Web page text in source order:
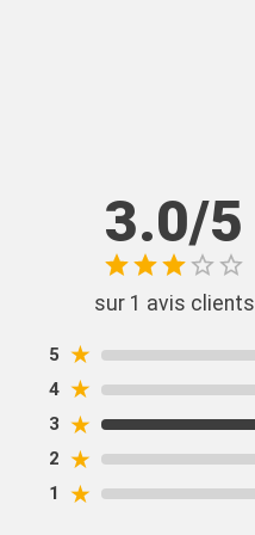
3.0/5
sur 1 avis clients
5 ★
4 ★
3 ★
2 ★
1 ★